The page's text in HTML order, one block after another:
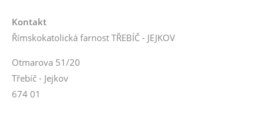
Kontakt
Římskokatolická farnost TŘEBÍČ - JEJKOV
Otmarova 51/20
Třebíč - Jejkov
674 01